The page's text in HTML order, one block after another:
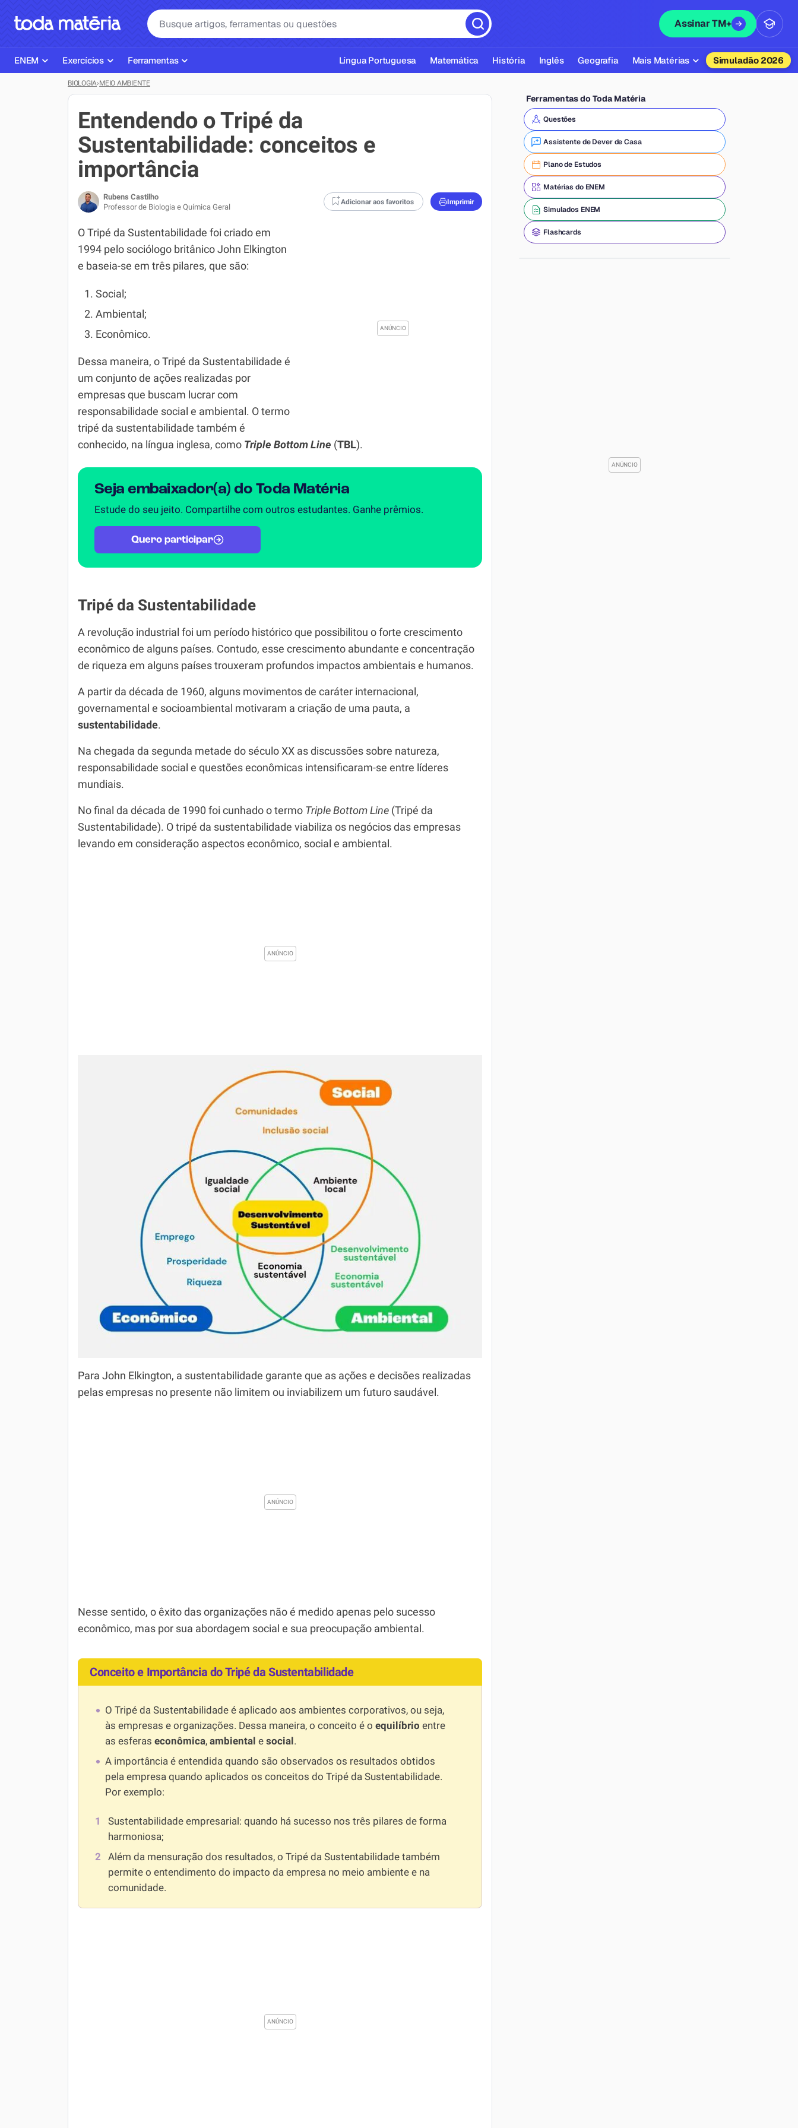
Assinar TM+
ENEM
Página Inicial ENEM
Plano de Estudos
Matérias do ENEM
Corretor de Redação
Simulados ENEM
Simulador SiSU
Exercícios
ENEM
Matemática
Português
História
Inglês
Geografia
Física
Todos os Exercícios
Ferramentas
Ajudante de Dever de Casa
Corretor de Redação
Exercícios
Gerador Referências Bibliográficas ABNT
Língua Portuguesa Matemática História Inglês Geografia Mais Matérias
Química
Física
Filosofia
Literatura
Simuladão 2026
BIOLOGIA›MEIO AMBIENTE
Entendendo o Tripé da
Sustentabilidade: conceitos e
importância
Rubens Castilho
Professor de Biologia e Química Geral
Adicionar aos favoritos Imprimir
O Tripé da Sustentabilidade foi criado em
1994 pelo sociólogo britânico John Elkington
e baseia-se em três pilares, que são:
Social;
Ambiental;
Econômico.
Dessa maneira, o Tripé da Sustentabilidade é
um conjunto de ações realizadas por
empresas que buscam lucrar com
responsabilidade social e ambiental. O termo
tripé da sustentabilidade também é
conhecido, na língua inglesa, como Triple Bottom Line (TBL).
Seja embaixador(a) do Toda Matéria
Estude do seu jeito. Compartilhe com outros estudantes. Ganhe prêmios.
Quero participar
Tripé da Sustentabilidade
A revolução industrial foi um período histórico que possibilitou o forte crescimento
econômico de alguns países. Contudo, esse crescimento abundante e concentração
de riqueza em alguns países trouxeram profundos impactos ambientais e humanos.
A partir da década de 1960, alguns movimentos de caráter internacional,
governamental e socioambiental motivaram a criação de uma pauta, a
sustentabilidade.
Na chegada da segunda metade do século XX as discussões sobre natureza,
responsabilidade social e questões econômicas intensificaram-se entre líderes
mundiais.
No final da década de 1990 foi cunhado o termo Triple Bottom Line (Tripé da
Sustentabilidade). O tripé da sustentabilidade viabiliza os negócios das empresas
levando em consideração aspectos econômico, social e ambiental.
Para John Elkington, a sustentabilidade garante que as ações e decisões realizadas
pelas empresas no presente não limitem ou inviabilizem um futuro saudável.
Nesse sentido, o êxito das organizações não é medido apenas pelo sucesso
econômico, mas por sua abordagem social e sua preocupação ambiental.
Conceito e Importância do Tripé da Sustentabilidade
O Tripé da Sustentabilidade é aplicado aos ambientes corporativos, ou seja,
às empresas e organizações. Dessa maneira, o conceito é o equilíbrio entre
as esferas econômica, ambiental e social.
A importância é entendida quando são observados os resultados obtidos
pela empresa quando aplicados os conceitos do Tripé da Sustentabilidade.
Por exemplo:
Sustentabilidade empresarial: quando há sucesso nos três pilares de forma
harmoniosa;
Além da mensuração dos resultados, o Tripé da Sustentabilidade também
permite o entendimento do impacto da empresa no meio ambiente e na
comunidade.
Ferramentas do Toda Matéria
Questões
Assistente de Dever de Casa
Plano de Estudos
Matérias do ENEM
Simulados ENEM
Flashcards